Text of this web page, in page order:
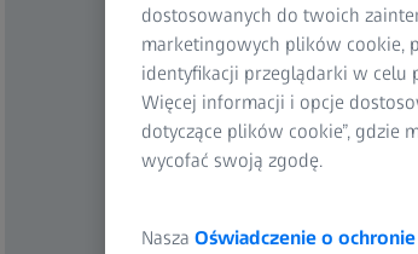
dostosowanych do twoich
marketingowych plików cookie,
identyfikacji przeglądarki w celu
Więcej informacji i opcje
dotyczące plików cookie”, gdzie
wycofać swoją zgodę.
Nasza Oświadczenie o